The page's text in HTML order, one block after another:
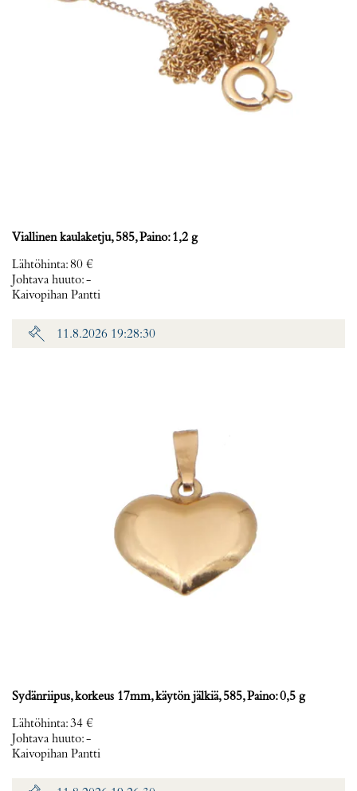
Viallinen kaulaketju, 585, Paino: 1,2 g
Lähtöhinta:80 €
Johtava huuto:-
Kaivopihan Pantti
11.8.2026 19:28:30
Sydänriipus, korkeus 17mm, käytön jälkiä, 585, Paino: 0,5 g
Lähtöhinta:34 €
Johtava huuto:-
Kaivopihan Pantti